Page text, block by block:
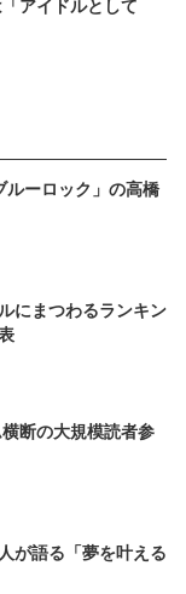
アイドルとして
ーロック」の高橋
にまつわるランキン
断の大規模読者参
が語る「夢を叶える